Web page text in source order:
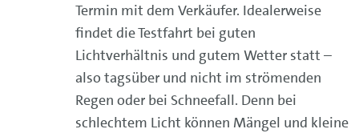
Termin mit dem Verkäufer. Idealerweise
findet die Testfahrt bei guten
Lichtverhältnis und gutem Wetter statt –
also tagsüber und nicht im strömenden
Regen oder bei Schneefall. Denn bei
schlechtem Licht können Mängel und kleine